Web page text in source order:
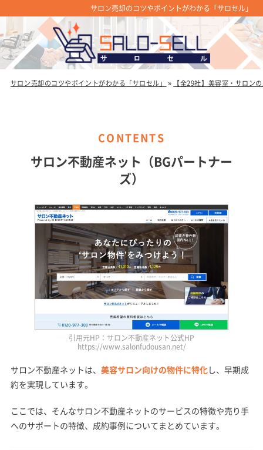
サロン売却のコツやポイントがわかる「サロセル」
サロン売却のコツやポイントがわかる「サロセル」 » 【全29社】美容室・サロン
サロン不動産ネット（BGパートナー
ズ）
引用元HP：サロン不動産ネット公式HP
https://www.salonfudousan.net/
サロン不動産ネットは、 美容サロン向けの物件に特化し、早期成
約を実現しています。
ここでは、そんなサロン不動産ネットのサービスの特徴や売り手
へのサポートの特徴、成約事例についてまとめています。